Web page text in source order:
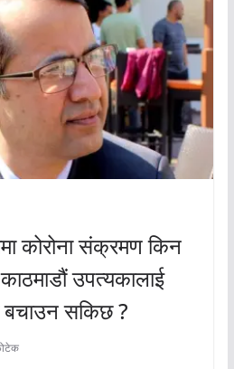
कोरोना संक्रमण किन
उपत्यकालाई
बचाउन सकिछ ?